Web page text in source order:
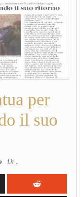
per
il suo
Di